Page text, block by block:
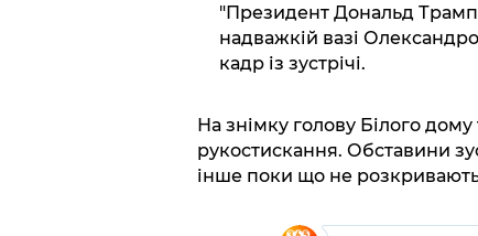
"Президент Дональд Трамп
надважкій вазі
кадр із зустрічі.
На знімку голову Білого дому
рукостискання. Обставини
інше поки що не